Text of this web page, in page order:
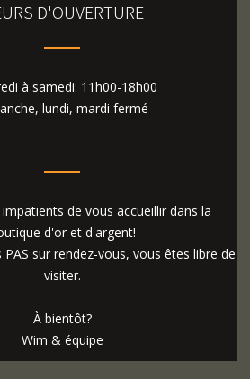
D'OUVERTURE
à samedi: 11h00-18h00
lundi, mardi fermé
de vous accueillir dans la
d'or et d'argent!
sur rendez-vous, vous êtes libre de
visiter.
À bientôt?
Wim & équipe